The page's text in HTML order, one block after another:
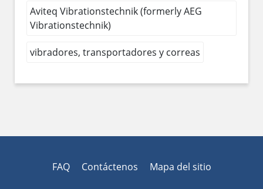
Aviteq Vibrationstechnik (formerly AEG
Vibrationstechnik)
vibradores, transportadores y correas
FAQ Contáctenos Mapa del sitio